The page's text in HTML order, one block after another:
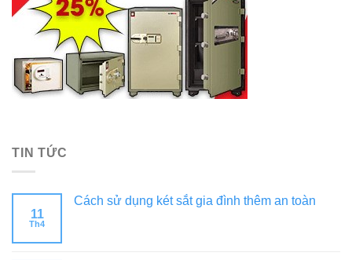
TIN TỨC
11
Th4
Cách sử dụng két sắt gia đình thêm an toàn